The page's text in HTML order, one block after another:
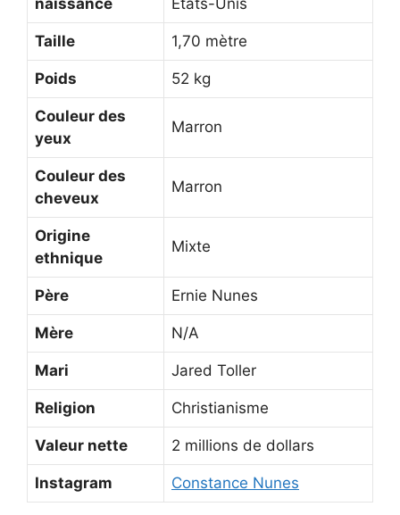
Taille 1,70 mètre
Poids 52 kg
Couleur des
yeux
Marron
Couleur des
cheveux
Marron
Origine
ethnique
Mixte
Père Ernie Nunes
Mère N/A
Mari Jared Toller
Religion Christianisme
Valeur nette 2 millions de dollars
Instagram Constance Nunes